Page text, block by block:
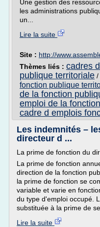
Une gestion des
les administrations
un...
Lire la suite
Site : http://
Thèmes liés : cadres
publique territoriale /
fonction publique
de la fonction
emploi de la
cadre d emplois
Les indemnités –
directeur d ...
La prime de fonction du
La prime de fonction
direction de la fonction
la prime de fonction se
variable et varie en
du type d'emploi occupé.
substituée à la prime de
Lire la suite